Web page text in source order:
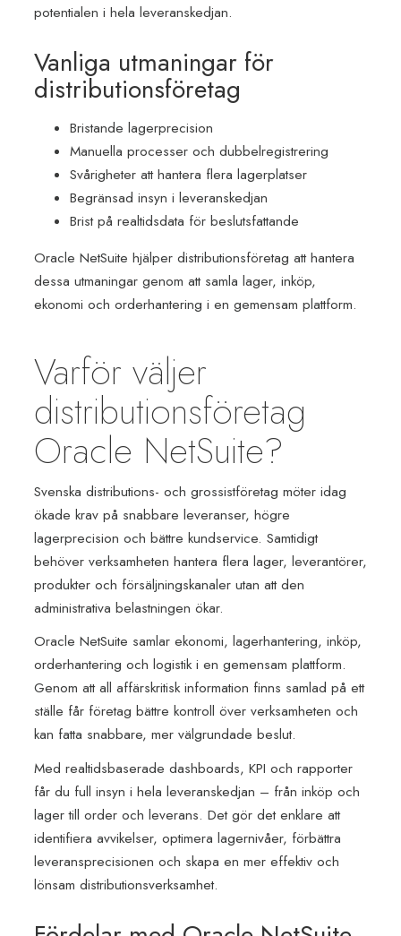
potentialen i hela leveranskedjan.
Vanliga utmaningar för
distributionsföretag
Bristande lagerprecision
Manuella processer och dubbelregistrering
Svårigheter att hantera flera lagerplatser
Begränsad insyn i leveranskedjan
Brist på realtidsdata för beslutsfattande
Oracle NetSuite hjälper distributionsföretag att hantera
dessa utmaningar genom att samla lager, inköp,
ekonomi och orderhantering i en gemensam plattform.
Varför väljer
distributionsföretag
Oracle NetSuite?
Svenska distributions- och grossistföretag möter idag
ökade krav på snabbare leveranser, högre
lagerprecision och bättre kundservice. Samtidigt
behöver verksamheten hantera flera lager, leverantörer,
produkter och försäljningskanaler utan att den
administrativa belastningen ökar.
Oracle NetSuite samlar ekonomi, lagerhantering, inköp,
orderhantering och logistik i en gemensam plattform.
Genom att all affärskritisk information finns samlad på ett
ställe får företag bättre kontroll över verksamheten och
kan fatta snabbare, mer välgrundade beslut.
Med realtidsbaserade dashboards, KPI och rapporter
får du full insyn i hela leveranskedjan – från inköp och
lager till order och leverans. Det gör det enklare att
identifiera avvikelser, optimera lagernivåer, förbättra
leveransprecisionen och skapa en mer effektiv och
lönsam distributionsverksamhet.